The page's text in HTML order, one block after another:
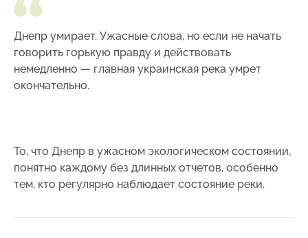
Днепр умирает. Ужасные слова, но если не начать
говорить горькую правду и действовать
немедленно — главная украинская река умрет
окончательно.
То, что Днепр в ужасном экологическом состоянии,
понятно каждому без длинных отчетов, особенно
тем, кто регулярно наблюдает состояние реки.